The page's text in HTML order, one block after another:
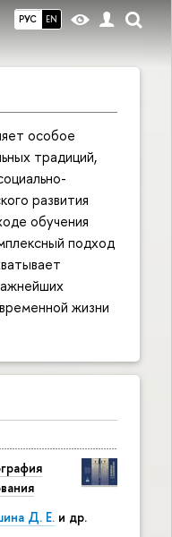
РУС EN
особое
традиций,
развития
обучения
подход
жизни
Д. Е. и др.